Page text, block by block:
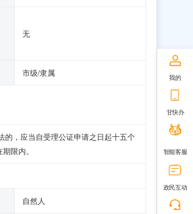
无
市级/隶属
的，应当自受理公证申请之日起十五个
限内。
自然人
我的
甘快办
智能客服
政民互动